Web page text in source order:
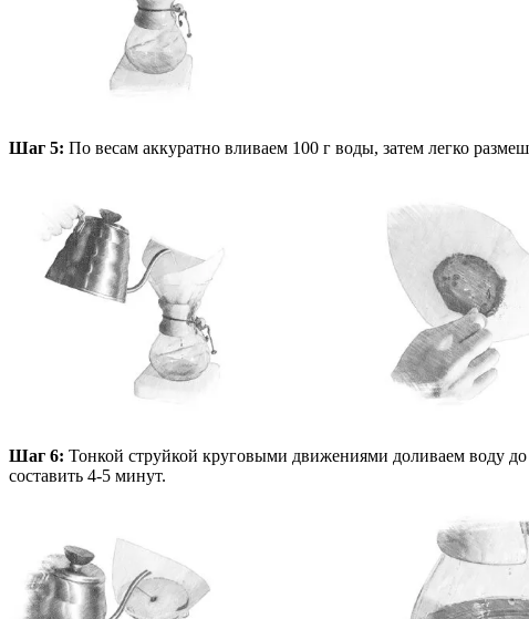
Шаг 5: По весам аккуратно вливаем 100 г воды, затем легко
Шаг 6: Тонкой струйкой круговыми движениями доливаем воду
составить 4-5 минут.